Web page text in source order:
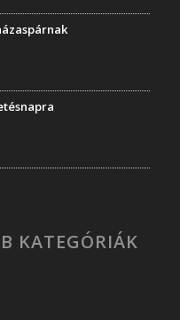
KATEGÓRIÁK